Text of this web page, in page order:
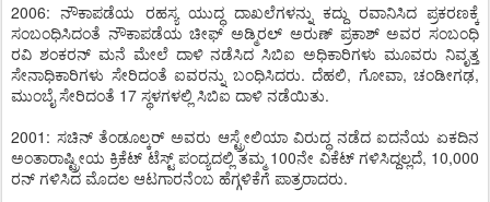
2006: ನೌಕಾಪಡೆಯ ರಹಸ್ಯ ಯುದ್ಧ ದಾಖಲೆಗಳನ್ನು ಕದ್ದು ರವಾನಿಸಿದ ಪ್ರಕರಣಕ್ಕೆ
ಸಂಬಂಧಿಸಿದಂತೆ ನೌಕಾಪಡೆಯ ಚೀಫ್ ಅಡ್ಮಿರಲ್ ಅರುಣ್ ಪ್ರಕಾಶ್ ಅವರ ಸಂಬಂಧಿ
ರವಿ ಶಂಕರನ್ ಮನೆ ಮೇಲೆ ದಾಳಿ ನಡೆಸಿದ ಸಿಬಿಐ ಅಧಿಕಾರಿಗಳು ಮೂವರು ನಿವೃತ್ತ
ಸೇನಾಧಿಕಾರಿಗಳು ಸೇರಿದಂತೆ ಐವರನ್ನು ಬಂಧಿಸಿದರು. ದೆಹಲಿ, ಗೋವಾ, ಚಂಡೀಗಢ,
ಮುಂಬೈ ಸೇರಿದಂತೆ 17 ಸ್ಥಳಗಳಲ್ಲಿ ಸಿಬಿಐ ದಾಳಿ ನಡೆಯಿತು.
2001: ಸಚಿನ್ ತೆಂಡೂಲ್ಕರ್ ಅವರು ಆಸ್ಟ್ರೇಲಿಯಾ ವಿರುದ್ಧ ನಡೆದ ಐದನೆಯ ಏಕದಿನ
ಅಂತಾರಾಷ್ಟ್ರೀಯ ಕ್ರಿಕೆಟ್ ಟೆಸ್ಟ್ ಪಂದ್ಯದಲ್ಲಿ ತಮ್ಮ 100ನೇ ವಿಕೆಟ್ ಗಳಿಸಿದ್ದಲ್ಲದೆ, 10,000
ರನ್ ಗಳಿಸಿದ ಮೊದಲ ಆಟಗಾರನೆಂಬ ಹೆಗ್ಗಳಿಕೆಗೆ ಪಾತ್ರರಾದರು.